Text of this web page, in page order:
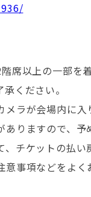
席以上の一部を
ください。
メラが会場内に
りますので、予
チケットの払い
意事項などをよ